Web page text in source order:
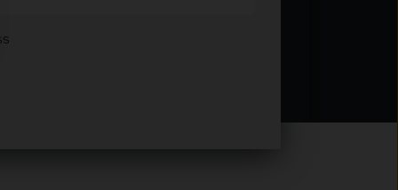
und sonstiger